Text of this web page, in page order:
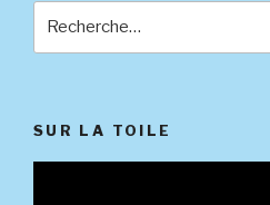
SUR LA TOILE